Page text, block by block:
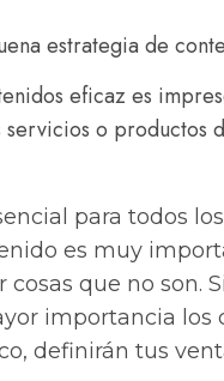
eficaz es
o productos
para todos
es muy
que no son.
importancia los
definirán tus